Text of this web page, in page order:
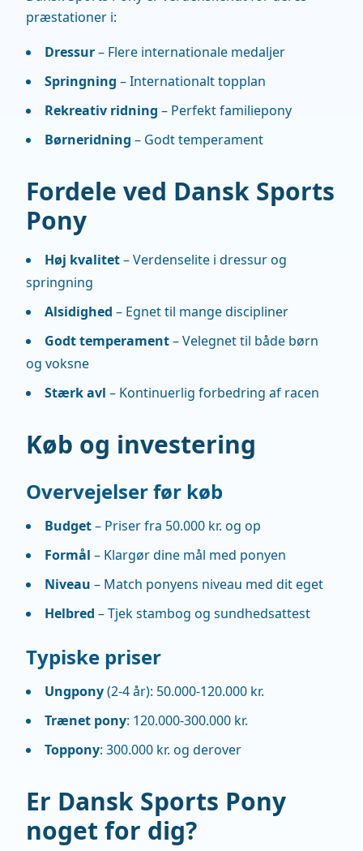
præstationer i:
Dressur– Flere internationale medaljer
Springning – Internationalt topplan
Rekreativ ridning – Perfekt familiepony
Børneridning – Godt temperament
Fordele ved Dansk Sports
Pony
Høj kvalitet– Verdenselite i dressur og
springning
Alsidighed – Egnet til mange discipliner
Godt temperament– Velegnet til både børn
og voksne
Stærk avl – Kontinuerlig forbedring af racen
Køb og investering
Overvejelser før køb
Budget– Priser fra 50.000 kr. og op
Formål – Klargør dine mål med ponyen
Niveau – Match ponyens niveau med dit eget
Helbred – Tjek stambog og sundhedsattest
Typiske priser
Ungpony(2-4 år): 50.000-120.000 kr.
Trænet pony: 120.000-300.000 kr.
Toppony: 300.000 kr. og derover
Er Dansk Sports Pony
noget for dig?